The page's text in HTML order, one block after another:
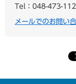
Tel：048-473-
メールでのお問い